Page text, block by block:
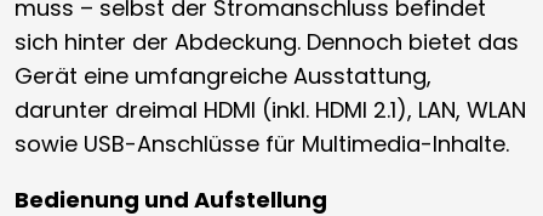
muss – selbst der Stromanschluss befindet
sich hinter der Abdeckung. Dennoch bietet das
Gerät eine umfangreiche Ausstattung,
darunter dreimal HDMI (inkl. HDMI 2.1), LAN, WLAN
sowie USB-Anschlüsse für Multimedia-Inhalte.
Bedienung und Aufstellung